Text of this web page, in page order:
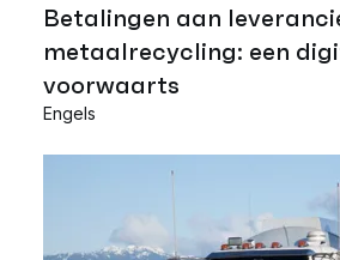
Betalingen aan
metaalrecycling: een
voorwaarts
Engels